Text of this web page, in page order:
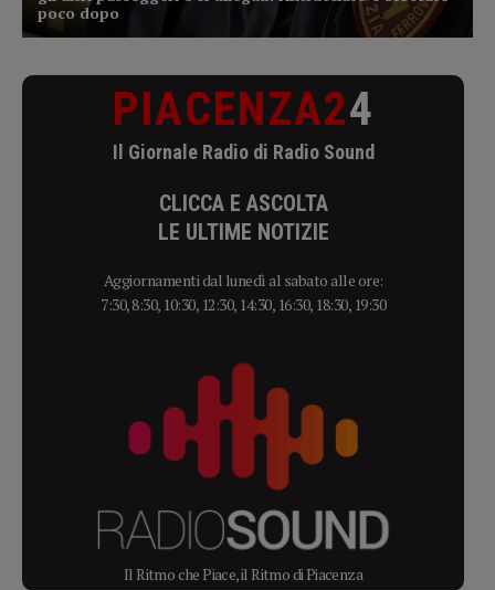
PIACENZA24
Il Giornale Radio di Radio Sound
CLICCA E ASCOLTA
LE ULTIME NOTIZIE
Aggiornamenti dal lunedì al sabato alle ore:
7:30, 8:30, 10:30, 12:30, 14:30, 16:30, 18:30, 19:30
Il Ritmo che Piace, il Ritmo di Piacenza